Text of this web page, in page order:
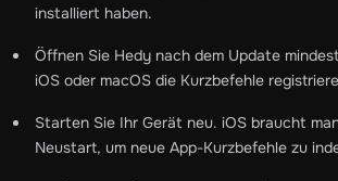
installiert haben.
Öffnen Sie Hedy nach dem Update
iOS oder macOS die Kurzbefehle
Starten Sie Ihr Gerät neu. iOS braucht
Neustart, um neue App-Kurzbefehle zu